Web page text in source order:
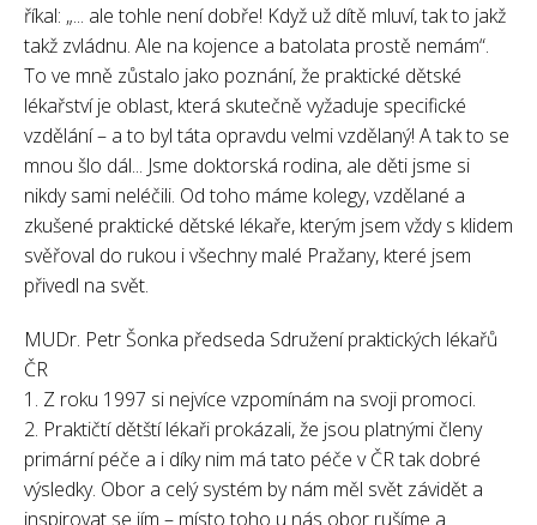
říkal: „... ale tohle není dobře! Když už dítě mluví, tak to jakž
takž zvládnu. Ale na kojence a batolata prostě nemám“.
To ve mně zůstalo jako poznání, že praktické dětské
lékařství je oblast, která skutečně vyžaduje specifické
vzdělání – a to byl táta opravdu velmi vzdělaný! A tak to se
mnou šlo dál... Jsme doktorská rodina, ale děti jsme si
nikdy sami neléčili. Od toho máme kolegy, vzdělané a
zkušené praktické dětské lékaře, kterým jsem vždy s klidem
svěřoval do rukou i všechny malé Pražany, které jsem
přivedl na svět.
MUDr. Petr Šonka předseda Sdružení praktických lékařů
ČR
1. Z roku 1997 si nejvíce vzpomínám na svoji promoci.
2. Praktičtí dětští lékaři prokázali, že jsou platnými členy
primární péče a i díky nim má tato péče v ČR tak dobré
výsledky. Obor a celý systém by nám měl svět závidět a
inspirovat se jím – místo toho u nás obor rušíme a